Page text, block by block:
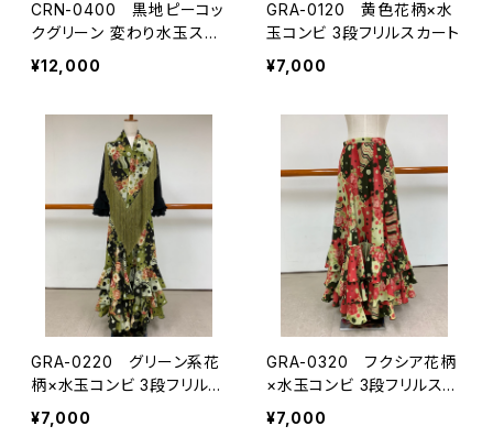
CRN-0400 黒地ピーコッ
クグリーン 変わり水玉スカ
ート
¥12,000
GRA-0120 黄色花柄×水
玉コンビ 3段フリルスカート
¥7,000
GRA-0220 グリーン系花
柄×水玉コンビ 3段フリルス
カート
¥7,000
GRA-0320 フクシア花柄
×水玉コンビ 3段フリルスカ
ート
¥7,000